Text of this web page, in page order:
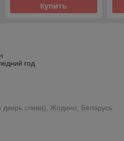
Купить
год
дверь слева), Жодино, Беларусь